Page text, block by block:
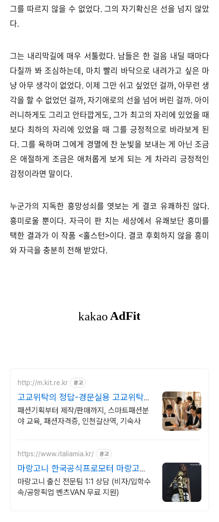
그를 따르지 않을 수 없었다. 그의 자기확신은 선을 넘지 않았
다.
그는 내리막길에 매우 서툴렀다. 남들은 한 걸음 내딜 때마다
다칠까 봐 조심하는데, 마치 빨리 바닥으로 내려가고 싶은 마
냥 아무 생각이 없었다. 이제 그만 쉬고 싶었던 걸까, 아무런 생
각을 할 수 없었던 걸까, 자기애로의 선을 넘어 버린 걸까. 아이
러니하게도 그리고 안타깝게도, 그가 최고의 자리에 있었을 때
보다 최하의 자리에 있었을 때 그를 긍정적으로 바라보게 된
다. 그를 욕하며 그에게 경멸에 찬 눈빛을 보내는 게 아닌 조금
은 애절하게 조금은 애처롭게 보게 되는 게 차라리 긍정적인
감정이라면 말이다.
누군가의 지독한 흥망성쇠를 엿보는 게 결코 유쾌하진 않다.
흥미로울 뿐이다. 자극이 판 치는 세상에서 유쾌보단 흥미를
택한 결과가 이 작품 <홀스턴>이다. 결코 후회하지 않을 흥미
와 자극을 충분히 전해 받았다.
http://m.kit.re.kr 광고
고교위탁의 정답-경문실용 고교위탁교
육 상담 가능
패션기획부터 제작/판매까지, 스마트패션분
야 교육, 패션자격증, 인천갈산역, 기숙사
https://www.italiamia.kr/ 광고
마랑고니 한국공식프로모터 마랑고니
출신 전문팀 코칭
마랑고니 출신 전문팀 1:1 상담 (비자/입학수
속/공항픽업 벤츠VAN 무료 지원)